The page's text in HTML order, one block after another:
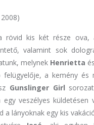
2008)
rövid kis két része ova,
valamint sok
melynek Henrietta és
felügyelője, a kemény és
Gunslinger Girl
veszélyes küldetésen
a lányoknak egy kis